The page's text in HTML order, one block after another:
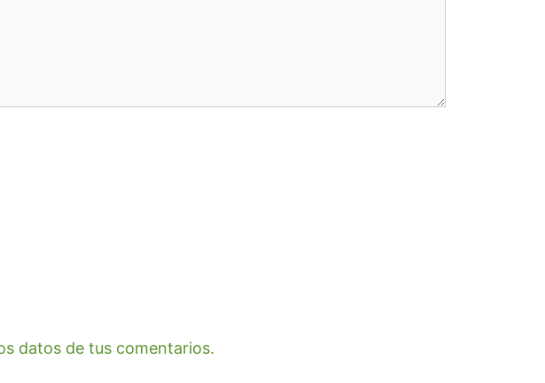
datos de tus comentarios.